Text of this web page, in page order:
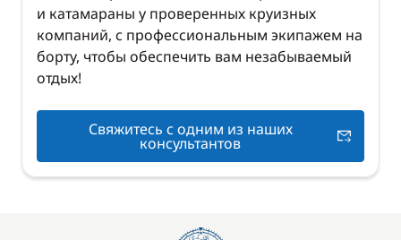
и катамараны у проверенных круизных
компаний, с профессиональным экипажем на
борту, чтобы обеспечить вам незабываемый
отдых!
Свяжитесь с одним из наших
консультантов